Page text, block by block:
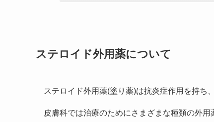
ステロイド外用薬について
ステロイド外用薬(塗り薬)は抗炎症作用を持ち
皮膚科では治療のためにさまざまな種類の外